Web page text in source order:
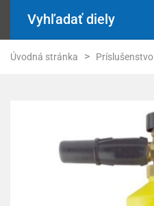
Vyhľadať diely
Úvodná stránka Príslušenstvo